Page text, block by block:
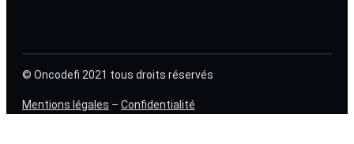
© Oncodefi 2021 tous droits réservés
Mentions légales – Confidentialité